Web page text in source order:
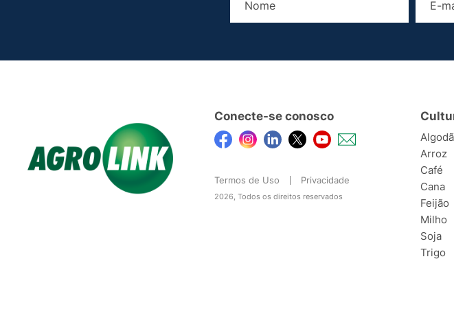
Conecte-se conosco
Termos de Uso Privacidade
2026, Todos os direitos reservados
Arroz
Café
Cana
Feijão
Milho
Soja
Trigo